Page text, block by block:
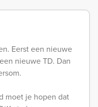
Eerst een nieuwe
nieuwe TD. Dan
moet je hopen dat